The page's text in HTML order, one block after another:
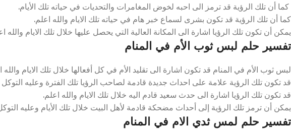
كما أن تلك الرؤية قد ترمز الى احبه لخوض المغامرات والتحديات في حياته تلك الأيام.
كما أن تلك الرؤية قد تكون بشرى لسماع خبر هام في حياته تلك الايام والله اعلم.
يمكن أن تكون تلك الرؤيا اشارة الى المكانة العالية التي يحصل عليها خلال تلك الايام والله
تفسير حلم لبس ثوب الأم في المنام
لبس ثوب الأم في المنام قد تكون اشارة الى تقليد الأم في كل أفعالها خلال تلك الايام والله
قد تكون تلك الرؤية علامة على احداث جديدة قادمة لصاحب الرؤيا تلك الفترة وعليه التوكل
قد تكون تلك الرؤيا اشارة الى حدث سعيد قادم اليه خلال تلك الايام والله اعلم.
يمكن أن ترمز تلك الرؤية إلى أحداث مضحكة قادمة لأهل البيت خلال تلك الأيام وعليه
تفسير حلم لمس ثدي الام في المنام